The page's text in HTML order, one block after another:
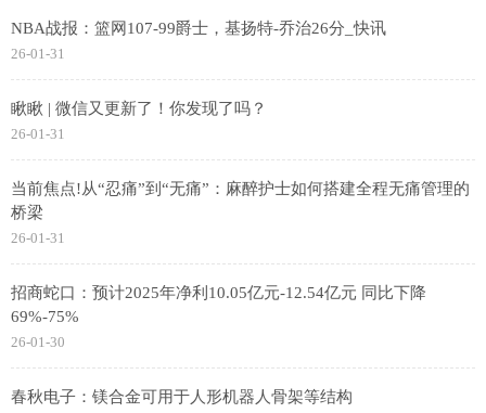
NBA战报：篮网107-99爵士，基扬特-乔治26分_快讯
26-01-31
瞅瞅 | 微信又更新了！你发现了吗？
26-01-31
当前焦点!从“忍痛”到“无痛”：麻醉护士如何搭建全程无痛管理的
桥梁
26-01-31
招商蛇口：预计2025年净利10.05亿元-12.54亿元 同比下降
69%-75%
26-01-30
春秋电子：镁合金可用于人形机器人骨架等结构